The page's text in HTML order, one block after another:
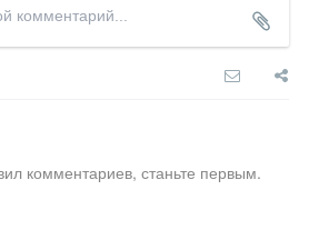
комментариев, станьте первым.